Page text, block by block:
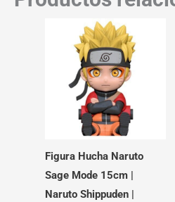
Figura Hucha Naruto
Sage Mode 15cm |
Naruto Shippuden |